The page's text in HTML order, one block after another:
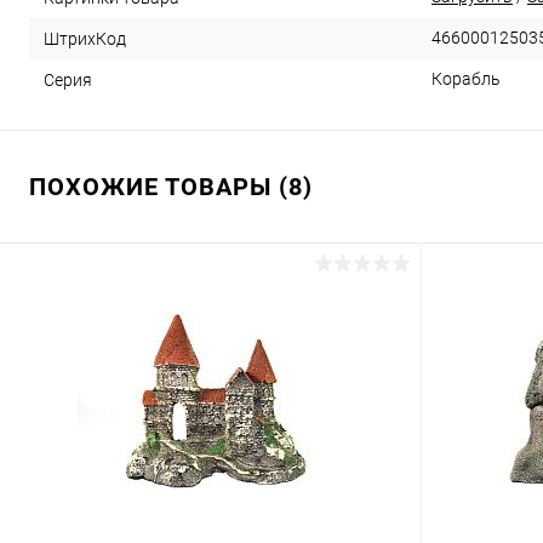
ШтрихКод
Серия Корабль
ПОХОЖИЕ ТОВАРЫ (8)